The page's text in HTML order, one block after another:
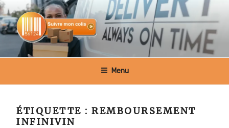
Aller
au
contenu
principal
SUIVRE MON COLIS BELGIQUE
Menu
ÉTIQUETTE :REMBOURSEMENT
INFINIVIN